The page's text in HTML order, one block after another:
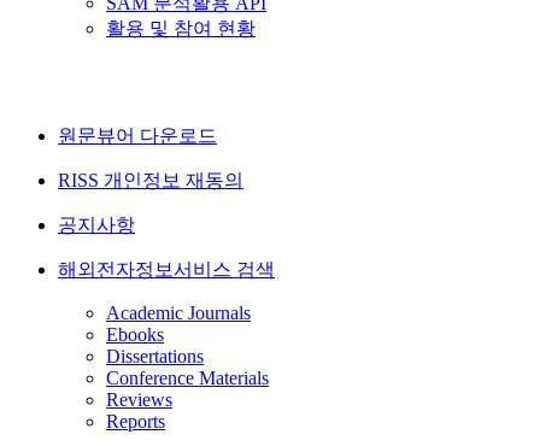
활용 및 참여 현황
원문뷰어 다운로드
RISS 개인정보 재동의
공지사항
해외전자정보서비스 검색
Academic Journals
Ebooks
Dissertations
Conference Materials
Reviews
Reports